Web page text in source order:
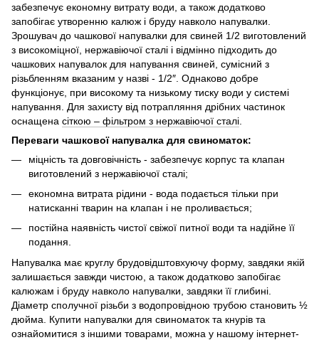
забезпечує економну витрату води, а також додатково
запобігає утворенню калюж і бруду навколо напувалки.
Зрошувач до чашкової напувалки для свиней 1/2 виготовлений
з високоміцної, нержавіючої сталі і відмінно підходить до
чашкових напувалок для напування свиней, сумісний з
різьбленням вказаним у назві - 1/2″. Однаково добре
функціонує, при високому та низькому тиску води у системі
напування. Для захисту від потрапляння дрібних частинок
оснащена сіткою – фільтром з нержавіючої сталі
Переваги чашкової напувалка для свиноматок:
міцність та довговічність - забезпечує корпус та клапан
виготовлений з нержавіючої сталі;
економна витрата рідини - вода подається тільки при
натисканні тварин на клапан і не проливається;
постійна наявність чистої свіжої питної води та надійне її
подання.
Напувалка має круглу брудовідштовхуючу форму, завдяки якій
залишається завжди чистою, а також додатково запобігає
калюжам і бруду навколо напувалки, завдяки її глибині.
Діаметр сполучної різьби з водопровідною трубою становить ½
дюйма. Купити напувалки для свиноматок та кнурів та
ознайомитися з іншими товарами, можна у нашому інтернет-